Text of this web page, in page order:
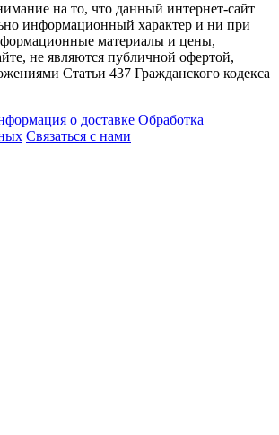
на то, что данный интернет-сайт
информационный характер и ни при
материалы и цены,
не являются публичной офертой,
Статьи 437 Гражданского кодекса
о доставке Обработка
Связаться с нами